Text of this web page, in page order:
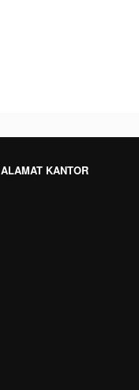
ALAMAT KANTOR